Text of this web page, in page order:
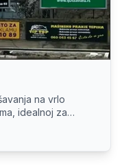
idealnoj za